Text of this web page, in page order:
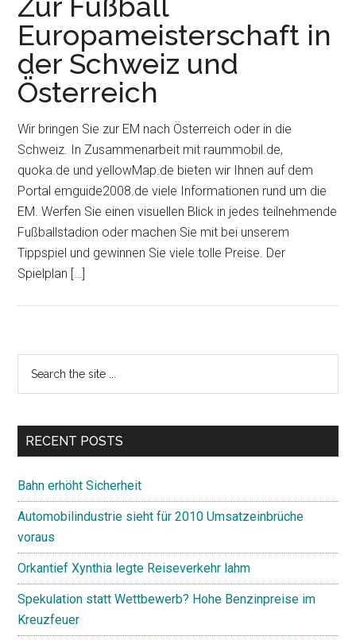
Europameisterschaft in
der Schweiz und
Österreich
Wir bringen Sie zur EM nach Österreich oder in die
Schweiz. In Zusammenarbeit mit raummobil.de,
quoka.de und yellowMap.de bieten wir Ihnen auf dem
Portal emguide2008.de viele Informationen rund um die
EM. Werfen Sie einen visuellen Blick in jedes teilnehmende
Fußballstadion oder machen Sie mit bei unserem
Tippspiel und gewinnen Sie viele tolle Preise. Der
Spielplan […]
Primary
Sidebar
...
RECENT POSTS
Bahn erhöht Sicherheit
Automobilindustrie sieht für 2010 Umsatzeinbrüche
voraus
Orkantief Xynthia legte Reiseverkehr lahm
Spekulation statt Wettbewerb? Hohe Benzinpreise im
Kreuzfeuer